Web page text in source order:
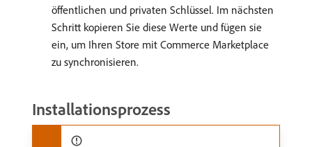
öffentlichen und privaten Schlüssel. Im nächsten
Schritt kopieren Sie diese Werte und fügen sie
ein, um Ihren Store mit Commerce Marketplace
zu synchronisieren.
Installationsprozess